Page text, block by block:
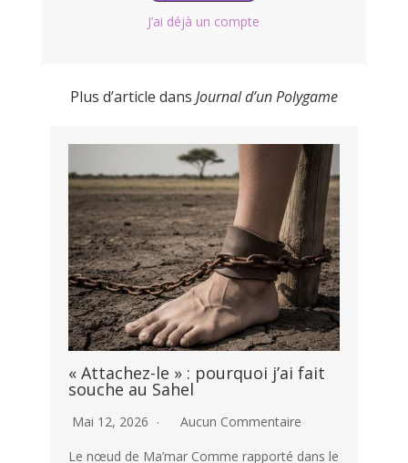
J’ai déjà un compte
Plus d’article dans Journal d’un Polygame
« Attachez-le » : pourquoi j’ai fait
souche au Sahel
Mai 12, 2026
Aucun Commentaire
Le nœud de Ma’mar Comme rapporté dans le